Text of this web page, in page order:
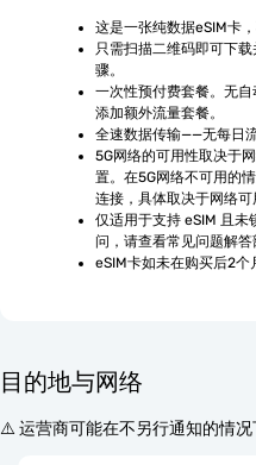
这是一张纯数据eSIM卡
只需扫描二维码即可下
骤。
一次性预付费套餐。无
添加额外流量套餐。
全速数据传输——无每日
5G网络的可用性取决于
置。在5G网络不可用的
连接，具体取决于网络可
仅适用于支持 eSIM 且未
问，请查看常见问题解答
eSIM卡如未在购买后2个
目的地与网络
⚠️ 运营商可能在不另行通知的情况